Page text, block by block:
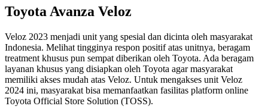
Toyota Avanza Veloz
Veloz 2023 menjadi unit yang spesial dan dicinta oleh masyarakat
Indonesia. Melihat tingginya respon positif atas unitnya, beragam
treatment khusus pun sempat diberikan oleh Toyota. Ada beragam
layanan khusus yang disiapkan oleh Toyota agar masyarakat
memiliki akses mudah atas Veloz. Untuk mengakses unit Veloz
2024 ini, masyarakat bisa memanfaatkan fasilitas platform online
Toyota Official Store Solution (TOSS).